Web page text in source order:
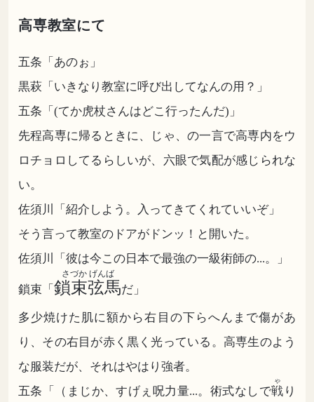
高専教室にて
五条「あのぉ」
黒萩「いきなり教室に呼び出してなんの用？」
五条「(てか虎杖さんはどこ行ったんだ)」
先程高専に帰るときに、じゃ、の一言で高専内をウ
ロチョロしてるらしいが、六眼で気配が感じられな
い。
佐須川「紹介しよう。入ってきてくれていいぞ」
そう言って教室のドアがドンッ！と開いた。
佐須川「彼は今この日本で最強の一級術師の...。」
鎖束「 鎖束弦馬
さづか げんば
だ」
多少焼けた肌に額から右目の下らへんまで傷があ
り、その右目が赤く黒く光っている。高専生のよう
な服装だが、それはやはり強者。
五条「（まじか、すげぇ呪力量...。術式なしで戦
や
り